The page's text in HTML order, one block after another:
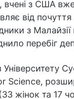
вчені з США
від
з
перебіг
Science,
жінок та 17